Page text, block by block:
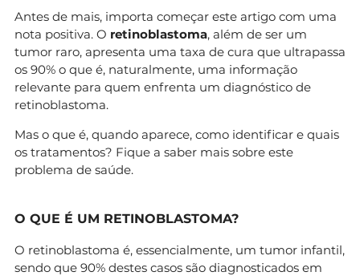
Antes de mais, importa começar este artigo com uma
nota positiva. O retinoblastoma, além de ser um
tumor raro, apresenta uma taxa de cura que ultrapassa
os 90% o que é, naturalmente, uma informação
relevante para quem enfrenta um diagnóstico de
retinoblastoma.
Mas o que é, quando aparece, como identificar e quais
os tratamentos? Fique a saber mais sobre este
problema de saúde.
O QUE É UM RETINOBLASTOMA?
O retinoblastoma é, essencialmente, um tumor infantil,
sendo que 90% destes casos são diagnosticados em